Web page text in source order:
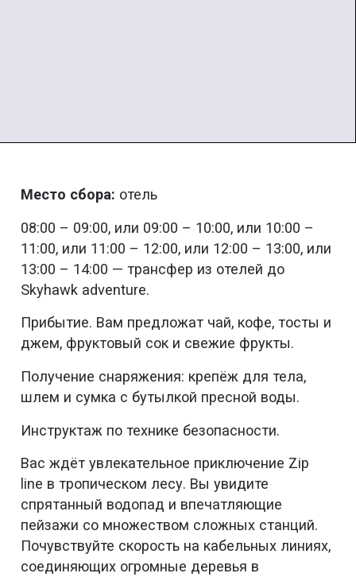
Место сбора: отель
08:00 – 09:00, или 09:00 – 10:00, или 10:00 –
11:00, или 11:00 – 12:00, или 12:00 – 13:00, или
13:00 – 14:00 — трансфер из отелей до
Skyhawk adventure.
Прибытие. Вам предложат чай, кофе, тосты и
джем, фруктовый сок и свежие фрукты.
Получение снаряжения: крепёж для тела,
шлем и сумка с бутылкой пресной воды.
Инструктаж по технике безопасности.
Вас ждёт увлекательное приключение Zip
line в тропическом лесу. Вы увидите
спрятанный водопад и впечатляющие
пейзажи со множеством сложных станций.
Почувствуйте скорость на кабельных линиях,
соединяющих огромные деревья в